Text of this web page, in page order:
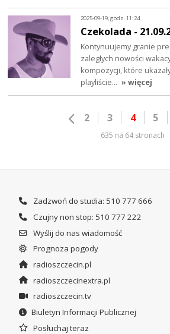
2025-09-19, godz. 11:24
Czekolada -
Kontynuujemy granie
zaległych nowości
kompozycji, które
playliście… » więcej
2 3 4 5
635 na 64 stronach
Zadzwoń do studia: 510 777 666
Czujny non stop: 510 777 222
Wyślij do nas wiadomość
Prognoza pogody
radioszczecin.pl
radioszczecinextra.pl
radioszczecin.tv
Biuletyn Informacji Publicznej
Posłuchaj teraz